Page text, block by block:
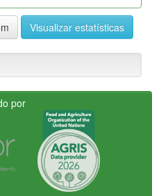
Visualizar estatísticas
por